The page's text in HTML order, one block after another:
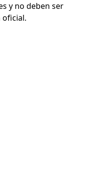
y no deben ser